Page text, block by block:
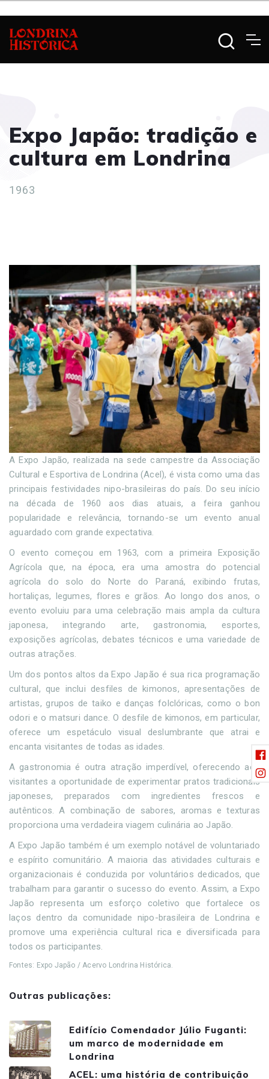
Expo Japão: tradição e
cultura em Londrina
1963
A Expo Japão, realizada na sede campestre da Associação
Cultural e Esportiva de Londrina (Acel), é vista como uma das
principais festividades nipo-brasileiras do país. Do seu início
na década de 1960 aos dias atuais, a feira ganhou
popularidade e relevância, tornando-se um evento anual
aguardado com grande expectativa.
O evento começou em 1963, com a primeira Exposição
Agrícola que, na época, era uma amostra do potencial
agrícola do solo do Norte do Paraná, exibindo frutas,
hortaliças, legumes, flores e grãos. Ao longo dos anos, o
evento evoluiu para uma celebração mais ampla da cultura
japonesa, integrando arte, gastronomia, esportes,
exposições agrícolas, debates técnicos e uma variedade de
outras atrações.
Um dos pontos altos da Expo Japão é sua rica programação
cultural, que inclui desfiles de kimonos, apresentações de
artistas, grupos de taiko e danças folclóricas, como o bon
odori e o matsuri dance. O desfile de kimonos, em particular,
oferece um espetáculo visual deslumbrante que atrai e
encanta visitantes de todas as idades.
A gastronomia é outra atração imperdível, oferecendo aos
visitantes a oportunidade de experimentar pratos tradicionais
japoneses, preparados com ingredientes frescos e
autênticos. A combinação de sabores, aromas e texturas
proporciona uma verdadeira viagem culinária ao Japão.
A Expo Japão também é um exemplo notável de voluntariado
e espírito comunitário. A maioria das atividades culturais e
organizacionais é conduzida por voluntários dedicados, que
trabalham para garantir o sucesso do evento. Assim, a Expo
Japão representa um esforço coletivo que fortalece os
laços dentro da comunidade nipo-brasileira de Londrina e
promove uma experiência cultural rica e diversificada para
todos os participantes.
Fontes: Expo Japão / Acervo Londrina Histórica.
Outras publicações:
Edifício Comendador Júlio Fuganti:
um marco de modernidade em
Londrina
ACEL: uma história de contribuição